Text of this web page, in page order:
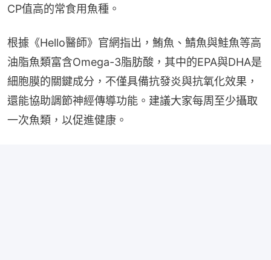
CP值高的常食用魚種。
根據《Hello醫師》官網指出，鮪魚、鯖魚與鮭魚等高
油脂魚類富含Omega-3脂肪酸，其中的EPA與DHA是
細胞膜的關鍵成分，不僅具備抗發炎與抗氧化效果，
還能協助調節神經傳導功能。建議大家每周至少攝取
一次魚類，以促進健康。